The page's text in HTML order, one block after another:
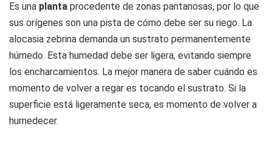
Es una planta procedente de zonas pantanosas, por lo que
sus orígenes son una pista de cómo debe ser su riego. La
alocasia zebrina demanda un sustrato permanentemente
húmedo. Esta humedad debe ser ligera, evitando siempre
los encharcamientos. La mejor manera de saber cuándo es
momento de volver a regar es tocando el sustrato. Si la
superficie está ligeramente seca, es momento de volver a
humedecer.